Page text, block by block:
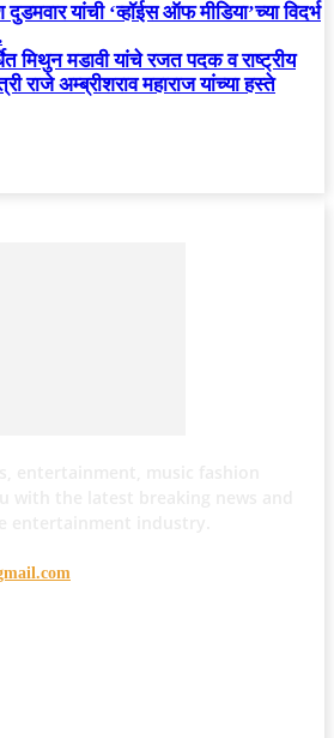
यांची ‘व्हॉईस ऑफ मीडिया’च्या विदर्भ
मिथुन मडावी यांचे रजत पदक व राष्ट्रीय
राजे अम्ब्रीशराव महाराज यांच्या हस्ते